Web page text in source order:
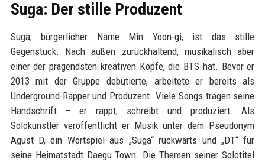
Suga: Der stille Produzent
Suga, bürgerlicher Name Min Yoon-gi, ist das stille
Gegenstück. Nach außen zurückhaltend, musikalisch aber
einer der prägendsten kreativen Köpfe, die BTS hat. Bevor er
2013 mit der Gruppe debütierte, arbeitete er bereits als
Underground-Rapper und Produzent. Viele Songs tragen seine
Handschrift – er rappt, schreibt und produziert. Als
Solokünstler veröffentlicht er Musik unter dem Pseudonym
Agust D, ein Wortspiel aus „Suga“ rückwärts und „DT“ für
seine Heimatstadt Daegu Town. Die Themen seiner Solotitel